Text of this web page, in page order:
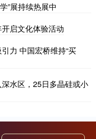
”展持续热展中
启文化体验活动
力 中国宏桥维持“买
水区，25日多晶硅或小